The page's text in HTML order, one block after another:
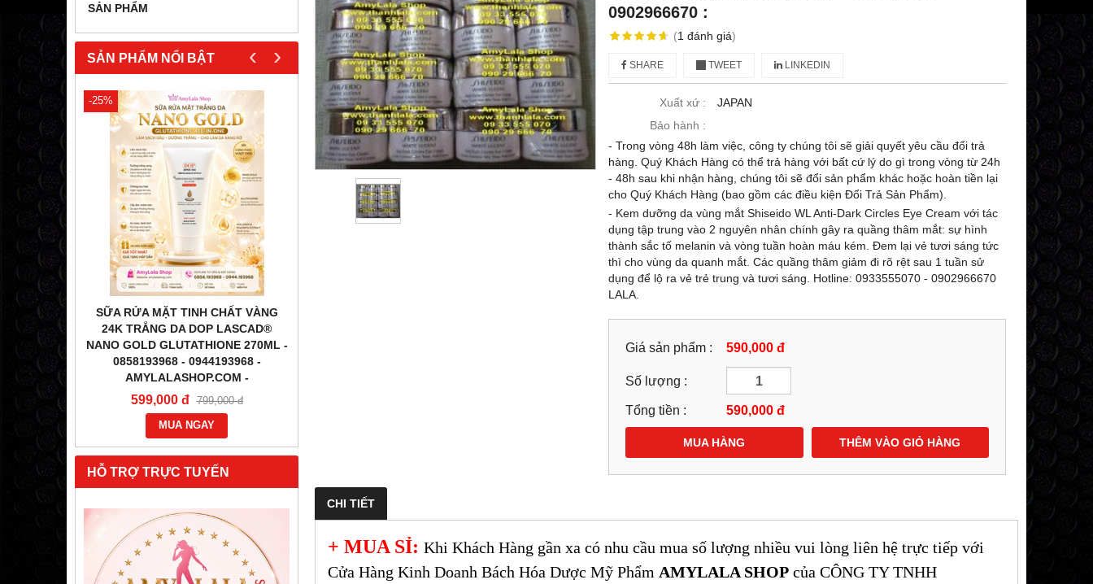
SẢN PHẨM
SẢN PHẨM NỔI BẬT
LASCAD
GOLD
-
-25%
SỮA RỬA MẶT TINH CHẤT VÀNG
24K TRẮNG DA DOP LASCAD®
NANO GOLD GLUTATHIONE 270ML -
0858193968 - 0944193968 -
AMYLALASHOP.COM -
599,000 đ 799,000 đ
MUA NGAY
-31% -21%
GLUTATHIONE 9IN1 SIÊU TRẮNG
-
MUA NGAY
ULTRA WHITE NANO GOLD
MUA NGAY
SỮA RỬA MẶT
24K TRẮNG DA
NANO GOLD
0858193968 -
599,000 đ
MUA
‹ ›
HỖ TRỢ TRỰC TUYẾN
0902966670 :
(1 đánh giá)
SHARE TWEET LINKEDIN
Xuất xứ :
JAPAN
Bảo hành :
- Trong vòng 48h làm việc, công ty chúng tôi sẽ giải quyết yêu cầu đổi trả
hàng. Quý Khách Hàng có thể trả hàng với bất cứ lý do gì trong vòng từ 24h
- 48h sau khi nhận hàng, chúng tôi sẽ đổi sản phẩm khác hoặc hoàn tiền lại
cho Quý Khách Hàng (bao gồm các điều kiện Đổi Trả Sản Phẩm).
- Kem dưỡng da vùng mắt Shiseido WL Anti-Dark Circles Eye Cream với tác
dụng tập trung vào 2 nguyên nhân chính gây ra quầng thâm mắt: sự hình
thành sắc tố melanin và vòng tuần hoàn máu kém. Đem lại vẻ tươi sáng tức
thì cho vùng da quanh mắt. Các quầng thâm giảm đi rõ rệt sau 1 tuần sử
dụng để lộ ra vẻ trẻ trung và tươi sáng. Hotline: 0933555070 - 0902966670
LALA.
Giá sản phẩm : 590,000 đ
Số lượng :
Tổng tiền : 590,000 đ
MUA HÀNG THÊM VÀO GIỎ HÀNG
CHI TIẾT
+ MUA SỈ: Khi Khách Hàng gần xa có nhu cầu mua số lượng nhiều vui lòng liên hệ trực tiếp với
Cửa Hàng Kinh Doanh Bách Hóa Dược Mỹ Phẩm AMYLALA SHOP của CÔNG TY TNHH